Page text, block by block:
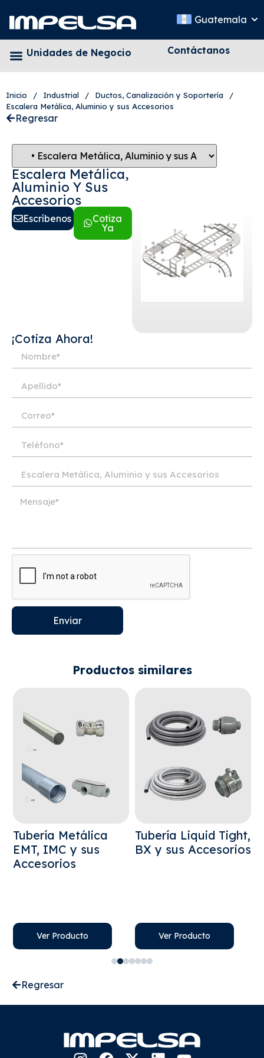
Guatemala
Unidades de Negocio Contáctanos
Inicio / Industrial / Ductos, Canalización y Soportería
/
Escalera Metálica, Aluminio y sus Accesorios
Regresar
Escalera Metálica,
Aluminio Y Sus
Accesorios
Escríbenos
Cotiza
Ya
¡Cotiza Ahora!
Enviar
Productos similares
Tubería Metálica
EMT, IMC y sus
Accesorios
Ver Producto
Tubería Liquid Tight,
BX y sus Accesorios
Ver Producto
Regresar